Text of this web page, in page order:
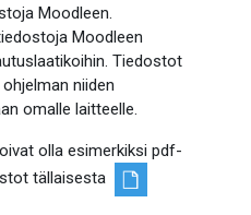
Moodleen.
Moodleen
Tiedostot
niiden
omalle laitteelle.
olla esimerkiksi pdf-
tällaisesta